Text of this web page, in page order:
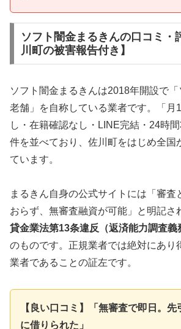
ソフト闇金まるきんの口コミ・
川町の被害報告付き】
ソフト闇金まるきんは2018年開設で
老舗」を自称している業者です。「月
し・在籍確認なし・LINE完結・24時
件を並べており、佐川町をはじめ全国
ています。
まるきん自身の公式サイトには「審査
おらず、無審査融資が可能」と明記さ
貸金業法第13条違反（返済能力調査義
のものです。正規業者では絶対にあり
業者であることの証左です。
【良い口コミ】「無審査で即日。
に借りられた」